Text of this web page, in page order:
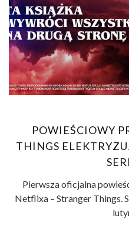
POWIEŚCIOWY
THINGS
Pierwsza oficjalna
Netflixa – Stranger Things.